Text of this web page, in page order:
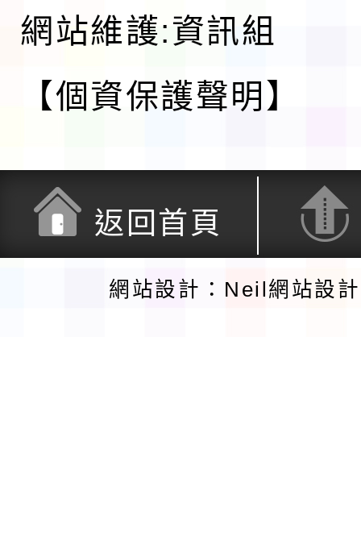
網站維護:資訊組
【個資保護聲明】
返回首頁
網站設計：Neil網站設